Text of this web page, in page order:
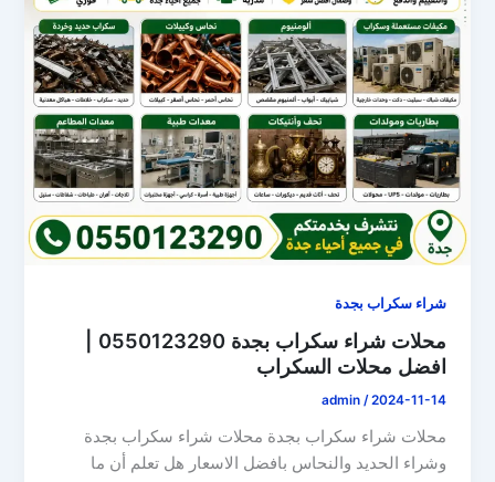
شراء سكراب بجدة
افضل محلات السكراب
admin /2024-11-14
محلات شراء سكراب بجدة محلات شراء سكراب بجدة
وشراء الحديد والنحاس بافضل الاسعار هل تعلم أن ما